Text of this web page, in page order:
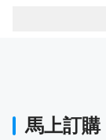
馬上訂購